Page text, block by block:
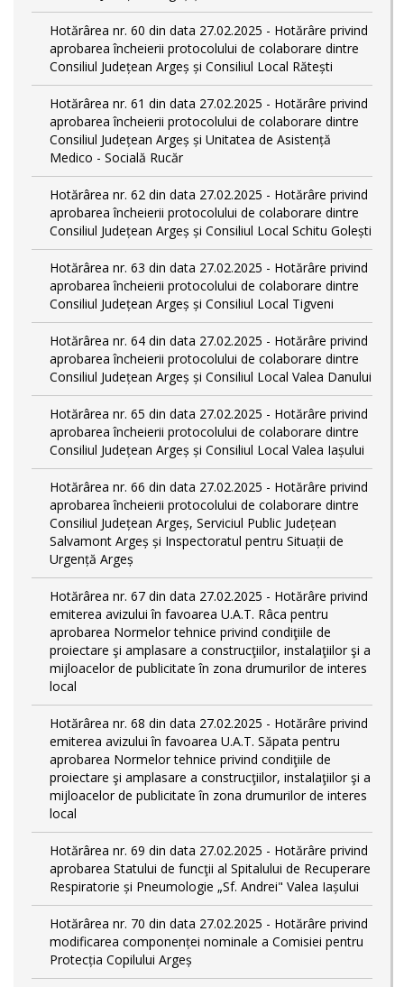
Hotărârea nr. 60 din data 27.02.2025 - Hotărâre privind
aprobarea încheierii protocolului de colaborare dintre
Consiliul Județean Argeș și Consiliul Local Rătești
Hotărârea nr. 61 din data 27.02.2025 - Hotărâre privind
aprobarea încheierii protocolului de colaborare dintre
Consiliul Județean Argeș și Unitatea de Asistență
Medico - Socială Rucăr
Hotărârea nr. 62 din data 27.02.2025 - Hotărâre privind
aprobarea încheierii protocolului de colaborare dintre
Consiliul Județean Argeș și Consiliul Local Schitu Golești
Hotărârea nr. 63 din data 27.02.2025 - Hotărâre privind
aprobarea încheierii protocolului de colaborare dintre
Consiliul Județean Argeș și Consiliul Local Tigveni
Hotărârea nr. 64 din data 27.02.2025 - Hotărâre privind
aprobarea încheierii protocolului de colaborare dintre
Consiliul Județean Argeș și Consiliul Local Valea Danului
Hotărârea nr. 65 din data 27.02.2025 - Hotărâre privind
aprobarea încheierii protocolului de colaborare dintre
Consiliul Județean Argeș și Consiliul Local Valea Iașului
Hotărârea nr. 66 din data 27.02.2025 - Hotărâre privind
aprobarea încheierii protocolului de colaborare dintre
Consiliul Județean Argeș, Serviciul Public Județean
Salvamont Argeș și Inspectoratul pentru Situații de
Urgență Argeș
Hotărârea nr. 67 din data 27.02.2025 - Hotărâre privind
emiterea avizului în favoarea U.A.T. Râca pentru
aprobarea Normelor tehnice privind condiţiile de
proiectare şi amplasare a construcţiilor, instalaţiilor şi a
mijloacelor de publicitate în zona drumurilor de interes
local
Hotărârea nr. 68 din data 27.02.2025 - Hotărâre privind
emiterea avizului în favoarea U.A.T. Săpata pentru
aprobarea Normelor tehnice privind condiţiile de
proiectare şi amplasare a construcţiilor, instalaţiilor şi a
mijloacelor de publicitate în zona drumurilor de interes
local
Hotărârea nr. 69 din data 27.02.2025 - Hotărâre privind
aprobarea Statului de funcţii al Spitalului de Recuperare
Respiratorie și Pneumologie „Sf. Andrei" Valea Iașului
Hotărârea nr. 70 din data 27.02.2025 - Hotărâre privind
modificarea componenței nominale a Comisiei pentru
Protecția Copilului Argeș